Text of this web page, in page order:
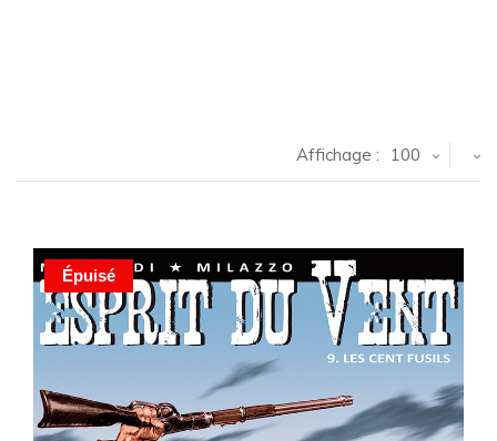
Affichage : 100
Épuisé